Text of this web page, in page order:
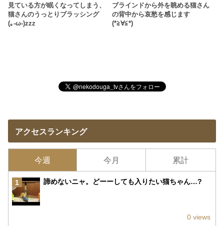
見ている方が眠くなってしまう、
猫さんのうっとりブラッシング
(｡-ω-)zzz
ブラインドから外を眺める猫さん
の背中から哀愁を感じます
(*≧∀≦*)
アクセスランキング
今週 今月 累計
1 諦めないニャ。どーーしても入りたい猫ちゃん…?
0 views